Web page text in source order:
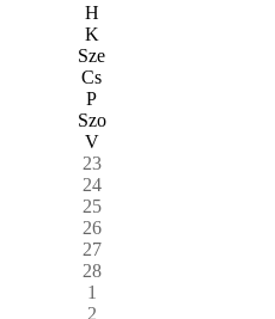
H
K
Sze
Cs
P
Szo
V
23
24
25
26
27
28
1
2